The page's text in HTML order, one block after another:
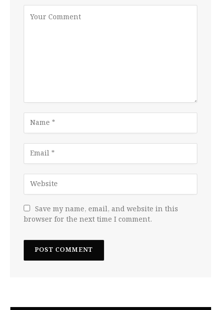
Save my name, email, and website in this
browser for the next time I comment.